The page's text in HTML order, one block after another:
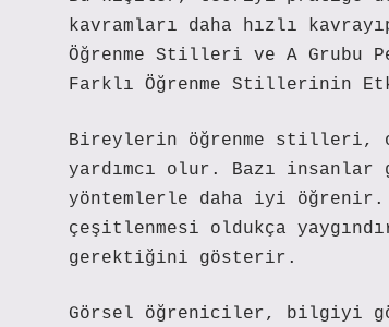
kavramları daha hızlı
Öğrenme Stilleri ve A Grubu
Farklı Öğrenme Stillerinin
Bireylerin öğrenme stilleri,
yardımcı olur. Bazı
yöntemlerle daha iyi öğrenir.
çeşitlenmesi oldukça
gerektiğini gösterir.
Görsel öğreniciler, bilgiyi